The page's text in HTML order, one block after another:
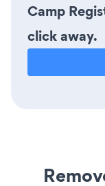
Camp
click away.